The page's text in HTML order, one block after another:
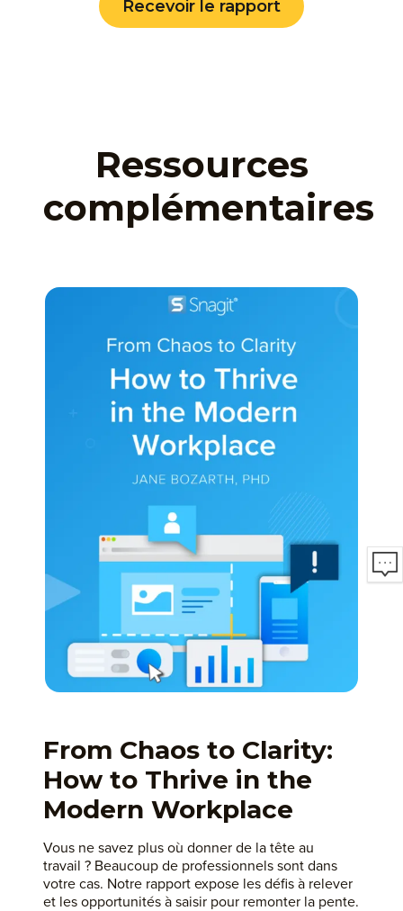
Recevoir le rapport
Ressources
complémentaires
From Chaos to Clarity:
How to Thrive in the
Modern Workplace
Vous ne savez plus où donner de la tête au
travail ? Beaucoup de professionnels sont dans
votre cas. Notre rapport expose les défis à relever
et les opportunités à saisir pour remonter la pente.